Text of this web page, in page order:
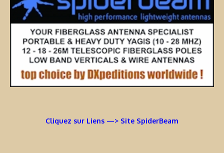
Cliquez sur Liens —> Site SpiderBeam